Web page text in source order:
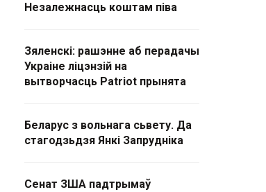
Незалежнасць коштам піва
Зяленскі: рашэнне аб перадачы
Украіне ліцэнзій на
вытворчасць Patriot прынята
Беларус з вольнага сьвету. Да
стагодзьдзя Янкі Запрудніка
Сенат ЗША падтрымаў